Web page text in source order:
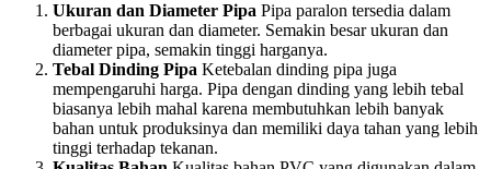
Ukuran dan Diameter Pipa Pipa paralon tersedia dalam
berbagai ukuran dan diameter. Semakin besar ukuran dan
diameter pipa, semakin tinggi harganya.
Tebal Dinding Pipa Ketebalan dinding pipa juga
mempengaruhi harga. Pipa dengan dinding yang lebih tebal
biasanya lebih mahal karena membutuhkan lebih banyak
bahan untuk produksinya dan memiliki daya tahan yang lebih
tinggi terhadap tekanan.